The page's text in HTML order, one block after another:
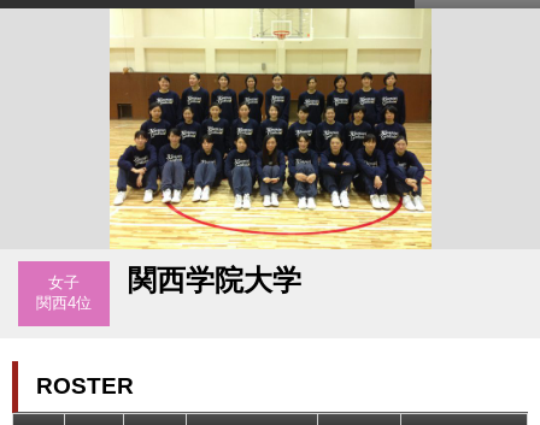
女子
関西4位
関西学院大学
ROSTER